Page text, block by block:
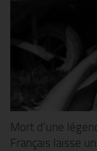
Mort d’une
Français laisse